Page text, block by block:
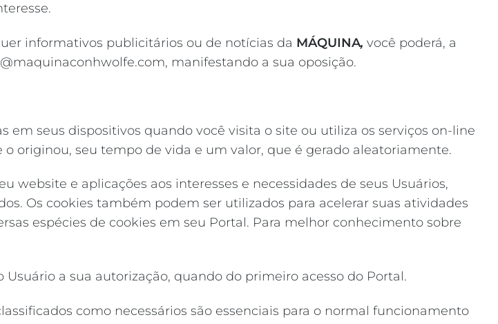
informativos publicitários ou de notícias da MÁQUINA, você poderá, a
manifestando a sua oposição.
seus dispositivos quando você visita o site ou utiliza os serviços on-line
originou, seu tempo de vida e um valor, que é gerado aleatoriamente.
website e aplicações aos interesses e necessidades de seus Usuários,
Os cookies também podem ser utilizados para acelerar suas atividades
espécies de cookies em seu Portal. Para melhor conhecimento sobre
Usuário a sua autorização, quando do primeiro acesso do Portal.
como necessários são essenciais para o normal funcionamento